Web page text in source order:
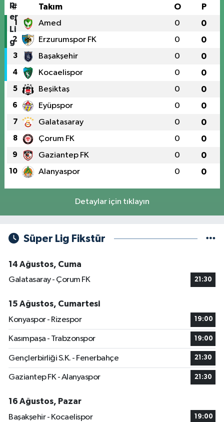
# Takım O P
1 Amed 0 0
2 Erzurumspor FK 0 0
3 Başakşehir 0 0
4 Kocaelispor 0 0
5 Beşiktaş 0 0
6 Eyüpspor 0 0
7 Galatasaray 0 0
8 Çorum FK 0 0
9 Gaziantep FK 0 0
10 Alanyaspor 0 0
Detaylar için tıklayın
Süper Lig Fikstür
14 Ağustos, Cuma
Galatasaray - Çorum FK
21:30
15 Ağustos, Cumartesi
Konyaspor - Rizespor
19:00
Kasımpaşa - Trabzonspor 19:00
Gençlerbirliği S.K. - Fenerbahçe 21:30
Gaziantep FK - Alanyaspor 21:30
16 Ağustos, Pazar
Başakşehir - Kocaelispor
19:00